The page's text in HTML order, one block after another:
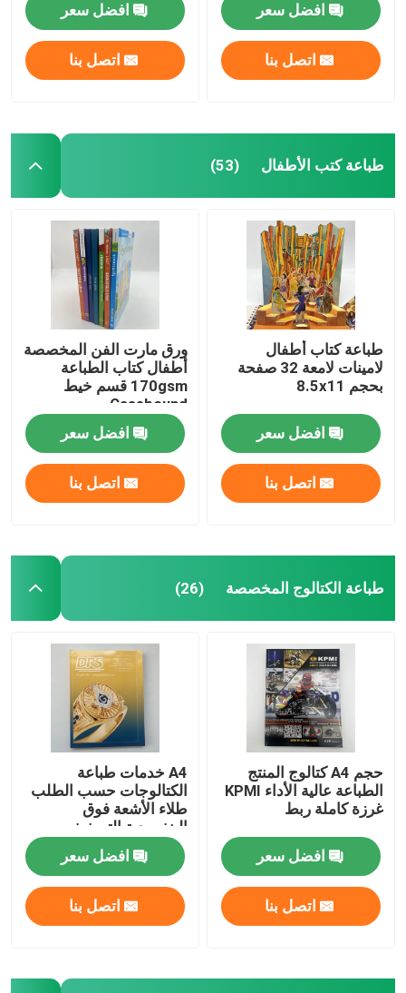
افضل سعر
اتصل بنا
افضل سعر
اتصل بنا
طباعة كتب الأطفال (53)
طباعة كتاب أطفال
لامينات لامعة 32 صفحة
بحجم 8.5x11
افضل سعر
اتصل بنا
ورق مارت الفن المخصصة
أطفال كتاب الطباعة
170gsm قسم خيط
Casebound
افضل سعر
اتصل بنا
طباعة الكتالوج المخصصة (26)
حجم A4 كتالوج المنتج
الطباعة عالية الأداء KPMI
غرزة كاملة ربط
افضل سعر
اتصل بنا
A4 خدمات طباعة
الكتالوجات حسب الطلب
طلاء الأشعة فوق
البنفسجية التصفيف
النهائي
افضل سعر
اتصل بنا